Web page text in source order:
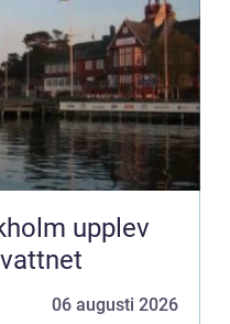
06 augusti 2026